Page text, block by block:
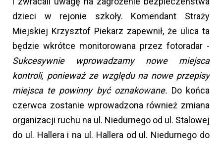
dzieci w rejonie szkoły. Komendant Straży
Miejskiej Krzysztof Piekarz zapewnił, że ulica ta
będzie wkrótce monitorowana przez fotoradar -
Sukcesywnie wprowadzamy nowe miejsca
kontroli, ponieważ ze względu na nowe przepisy
miejsca te powinny być oznakowane. Do końca
czerwca zostanie wprowadzona również zmiana
organizacji ruchu na ul. Niedurnego od ul. Stalowej
do ul. Hallera i na ul. Hallera od ul. Niedurnego do